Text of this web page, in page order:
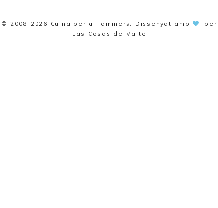
© 2008-2026 Cuina per a llaminers . Dissenyat amb
per
Las Cosas de Maite